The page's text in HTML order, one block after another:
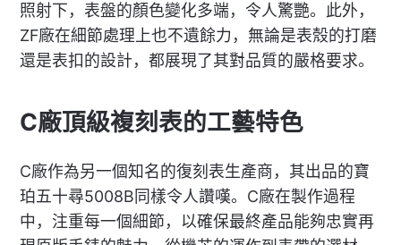
照射下，表盤的顏色變化多端，令人驚艷。此外，
ZF廠在細節處理上也不遺餘力，無論是表殼的打磨
還是表扣的設計，都展現了其對品質的嚴格要求。
C廠頂級複刻表的工藝特色
C廠作為另一個知名的復刻表生產商，其出品的寶
珀五十尋5008B同樣令人讚嘆。C廠在製作過程
中，注重每一個細節，以確保最終產品能夠忠實再